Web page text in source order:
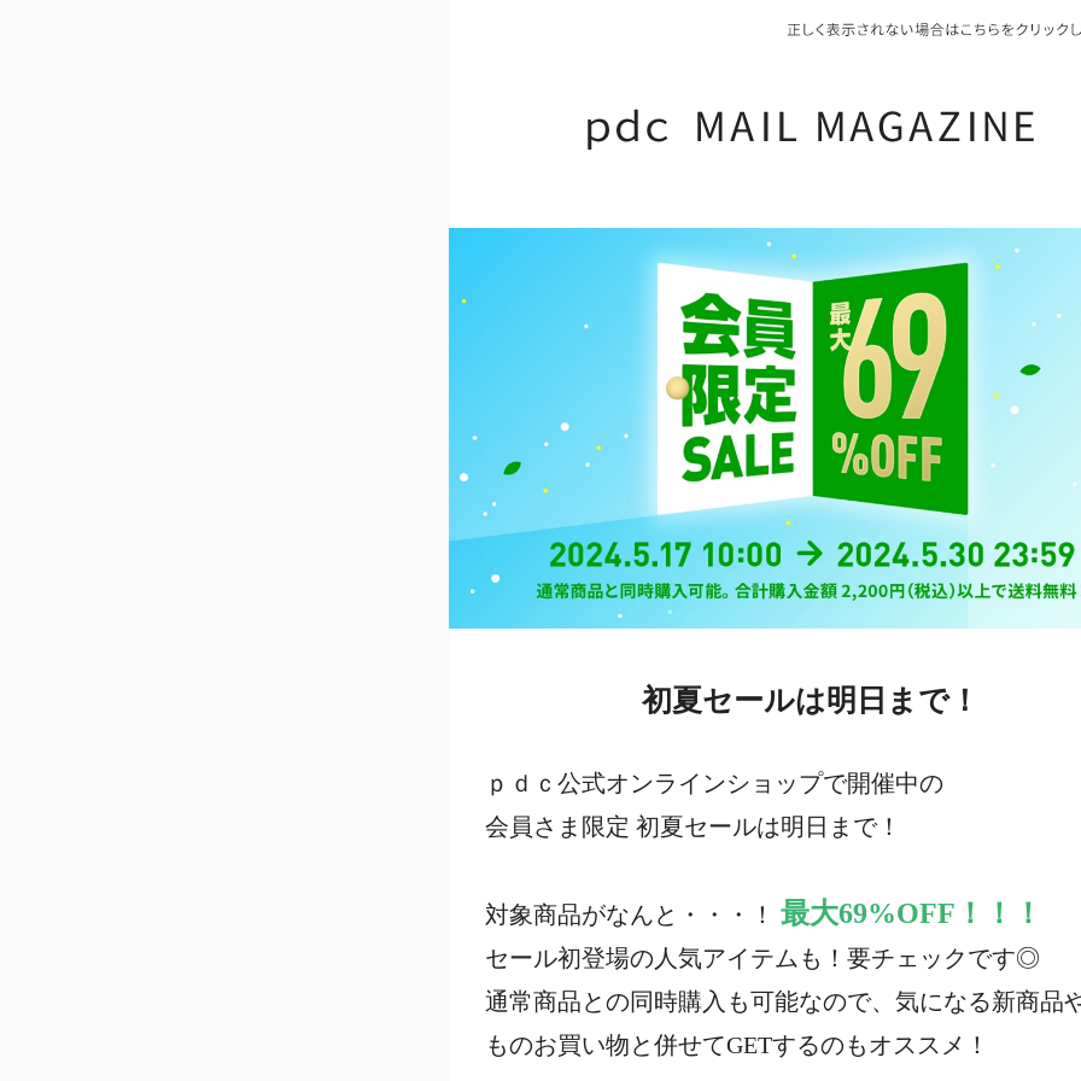
初夏セールは明日まで！
ｐｄｃ公式オンラインショップで開催中の
会員さま限定 初夏セールは明日まで！
対象商品がなんと・・・！ 最大69%OFF！！！
セール初登場の人気アイテムも！要チェックです◎
通常商品との同時購入も可能なので、気になる新商品
ものお買い物と併せてGETするのもオススメ！